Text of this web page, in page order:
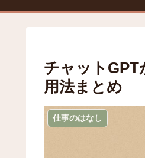
チャットGPT
用法まとめ
仕事のはなし